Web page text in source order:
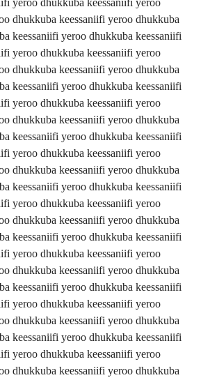
iifi yeroo dhukkuba keessaniifi yeroo dhukkuba keessaniifi yeroo dhukkuba keessaniifi yeroo dhukkuba keessaniifi yeroo dhukkuba keessaniifi yeroo dhukkuba keessaniifi yeroo dhukkuba keessaniifi yeroo dhukkuba keessaniifi yeroo dhukkuba keessaniifi yeroo dhukkuba keessaniifi yeroo dhukkuba keessaniifi yeroo dhukkuba keessaniifi yeroo dhukkuba keessaniifi yeroo dhukkuba keessaniifi yeroo dhukkuba keessaniifi yeroo dhukkuba keessaniifi yeroo dhukkuba keessaniifi yeroo dhukkuba keessaniifi yeroo dhukkuba keessaniifi yeroo dhukkuba keessaniifi yeroo dhukkuba keessaniifi yeroo dhukkuba keessaniifi yeroo dhukkuba keessaniifi yeroo dhukkuba keessaniifi yeroo dhukkuba keessaniifi yeroo dhukkuba keessaniifi yeroo dhukkuba keessaniifi yeroo dhukkuba keessaniifi yeroo dhukkuba keessaniifi yeroo dhukkuba keessaniifi yeroo dhukkuba keessaniifi yeroo dhukkuba keessaniifi yeroo dhukkuba keessaniifi yeroo dhukkuba keessaniifi yeroo dhukkuba keessaniifi yeroo dhukkuba keessaniifi yeroo dhukkuba keessaniifi yeroo dhukkuba keessaniifi yeroo dhukkuba keessaniifi yeroo dhukkuba keessaniifi yeroo dhukkuba keessaniifi yeroo dhukkuba keessaniifi yeroo dhukkuba keessaniifi yeroo dhukkuba keessaniifi yeroo dhukkuba keessaniifi yeroo dhukkuba keessaniifi yeroo dhukkuba keessaniifi yeroo dhukkuba keessaniifi yeroo dhukkuba keessaniifi yeroo dhukkuba keessaniifi yeroo dhukkuba keessaniifi yeroo dhukkuba keessaniifi yeroo dhukkuba keessaniifi yeroo dhukkuba keessaniifi yeroo dhukkuba keessaniifi yeroo dhukkuba keessaniifi yeroo dhukkuba keessaniifi yeroo dhukkuba keessaniifi yeroo dhukkuba keessaniifi yeroo dhukkuba keessaniifi yeroo dhukkuba keessaniifi yeroo dhukkuba keessaniifi yeroo dhukkuba keessaniifi yeroo dhukkuba keessaniifi yeroo dhukkuba keessaniifi yeroo dhukkuba keessaniifi yeroo dhukkuba keessaniifi yeroo dhukkuba keessaniifi yeroo dhukkuba keessaniifi yeroo dhukkuba keessaniifi yeroo dhukkuba keessaniifi yeroo dhukkuba keessaniifi yeroo dhukkuba keessaniifi yeroo dhukkuba keessaniifi yeroo dhukkuba keessaniifi yeroo dhukkuba keessaniifi yeroo dhukkuba keessaniifi yeroo dhukkuba keessaniifi yeroo dhukkuba keessaniifi yeroo dhukkuba keessaniifi yeroo dhukkuba keessaniifi yeroo dhukkuba keessaniifi yeroo dhukkuba keessaniifi yeroo dhukkuba keessaniifi yeroo dhukkuba keessaniifi yeroo dhukkuba keessaniifi yeroo dhukkuba keessaniifi yeroo dhukkuba keessaniifi yeroo dhukkuba keessaniifi yeroo dhukkuba keessaniifi yeroo dhukkuba keessaniifi yeroo dhukkuba keessaniifi yeroo dhukkuba keessaniifi yeroo dhukkuba keessaniifi yeroo dhukkuba keessaniifi yeroo dhukkuba keessaniifi yeroo dhukkuba keessaniifi yeroo dhukkuba keessaniifi yeroo dhukkuba keessaniifi yeroo dhukkuba keessaniifi yeroo dhukkuba keessaniifi yeroo dhukkuba keessaniifi yeroo dhukkuba keessaniifi yeroo dhukkuba keessaniifi yeroo dhukkuba keessaniifi yeroo dhukkuba keessaniifi yeroo dhukkuba keessaniifi yeroo dhukkuba keessaniifi yeroo dhukkuba keessaniifi yeroo dhukkuba keessaniifi yeroo dhukkuba keessaniifi yeroo dhukkuba keessaniifi yeroo dhukkuba keessaniifi yeroo dhukkuba keessaniifi yeroo dhukkuba keessaniifi yeroo dhukkuba keessaniifi yeroo dhukkuba keessaniifi yeroo dhukkuba keessaniifi yeroo dhukkuba keessaniifi yeroo dhukkuba keessaniifi yeroo dhukkuba keessaniifi yeroo dhukkuba keessaniifi yeroo dhukkuba keessaniifi yeroo dhukkuba keessaniifi yeroo dhukkuba keessaniifi yeroo dhukkuba keessaniifi yeroo dhukkuba keessaniifi yeroo dhukkuba keessaniifi yeroo dhukkuba keessaniifi yeroo dhukkuba keessaniifi yeroo dhukkuba keessaniifi yeroo dhukkuba keessaniifi yeroo dhukkuba keessaniifi yeroo dhukkuba keessaniifi yeroo dhukkuba keessaniifi yeroo dhukkuba keessaniifi yeroo dhukkuba keessaniifi yeroo dhukkuba keessaniifi yeroo dhukkuba keessaniifi yeroo dhukkuba keessaniifi yeroo dhukkuba keessaniifi yeroo dhukkuba keessaniifi yeroo dhukkuba keessaniifi yeroo dhukkuba keessaniifi yeroo dhukkuba keessaniifi yeroo dhukkuba keessaniifi yeroo dhukkuba keessaniifi yeroo dhukkuba keessaniifi yeroo dhukkuba keessaniifi yeroo dhukkuba keessaniifi yeroo dhukkuba keessaniifi yeroo dhukkuba keessaniifi yeroo dhukkuba keessaniifi yeroo dhukkuba keessaniifi yeroo dhukkuba keessaniifi yeroo dhukkuba keessaniifi yeroo dhukkuba keessaniifi yeroo dhukkuba keessaniifi yeroo dhukkuba keessaniifi yeroo dhukkuba keessaniifi yeroo dhukkuba keessaniifi yeroo dhukkuba keessaniifi yeroo dhukkuba keessaniifi yeroo dhukkuba keessaniifi yeroo dhukkuba keessaniifi yeroo dhukkuba keessaniifi yeroo dhukkuba keessaniifi yeroo dhukkuba keessaniifi yeroo dhukkuba keessaniifi yeroo dhukkuba keessaniifi yeroo dhukkuba keessaniifi yeroo dhukkuba keessaniifi yeroo dhukkuba keessaniifi yeroo dhukkuba keessaniifi yeroo dhukkuba keessaniifi yeroo dhukkuba keessaniifi yeroo dhukkuba keessaniifi yeroo dhukkuba keessaniifi yeroo dhukkuba keessaniifi yeroo dhukkuba keessaniifi yeroo dhukkuba keessaniifi yeroo dhukkuba keessaniifi yeroo dhukkuba keessaniifi yeroo dhukkuba keessaniifi yeroo dhukkuba keessaniifi yeroo dhukkuba keessaniifi yeroo dhukkuba keessaniifi yeroo dhukkuba keessaniifi yeroo dhukkuba keessaniifi yeroo dhukkuba keessaniifi yeroo dhukkuba keessaniifi yeroo dhukkuba keessaniifi yeroo dhukkuba keessaniifi yeroo dhukkuba keessaniifi yeroo dhukkuba keessaniifi yeroo dhukkuba keessaniifi yeroo dhukkuba keessaniifi yeroo dhukkuba keessaniifi yeroo dhukkuba keessaniifi yeroo dhukkuba keessaniifi yeroo dhukkuba keessaniifi yeroo dhukkuba keessaniifi yeroo dhukkuba keessaniifi yeroo dhukkuba keessaniifi yeroo dhukkuba keessaniifi yeroo dhukkuba keessaniifi yeroo dhukkuba keessaniifi yeroo dhukkuba keessaniifi yeroo dhukkuba keessaniifi yeroo dhukkuba keessaniifi yeroo dhukkuba keessaniifi yeroo dhukkuba keessaniifi yeroo dhukkuba keessaniifi yeroo dhukkuba keessaniifi yeroo dhukkuba keessaniifi yeroo dhukkuba keessaniifi yeroo dhukkuba keessaniifi yeroo dhukkuba keessaniifi yeroo dhukkuba keessaniifi yeroo dhukkuba keessaniifi yeroo dhukkuba keessaniifi yeroo dhukkuba keessaniifi yeroo dhukkuba keessaniifi yeroo dhukkuba keessaniifi yeroo dhukkuba keessaniifi yeroo dhukkuba keessaniifi yeroo dhukkuba keessaniifi yeroo dhukkuba keessaniifi yeroo dhukkuba keessaniifi yeroo dhukkuba keessaniifi yeroo dhukkuba keessaniifi yeroo dhukkuba keessaniifi yeroo dhukkuba keessaniifi yeroo dhukkuba keessaniifi yeroo dhukkuba keessaniifi yeroo dhukkuba keessaniifi yeroo dhukkuba keessaniifi yeroo dhukkuba keessaniifi yeroo dhukkuba keessaniifi yeroo dhukkuba keessaniifi yeroo dhukkuba keessaniifi yeroo dhukkuba keessaniifi yeroo dhukkuba keessaniifi yeroo dhukkuba keessaniifi yeroo dhukkuba keessaniifi yeroo dhukkuba keessaniifi yeroo dhukkuba keessaniifi yeroo dhukkuba keessaniifi yeroo dhukkuba keessaniifi yeroo dhukkuba keessaniifi yeroo dhukkuba keessaniifi yeroo dhukkuba keessaniifi yeroo dhukkuba keessaniifi yeroo dhukkuba keessaniifi yeroo dhukkuba keessaniifi yeroo dhukkuba keessaniifi yeroo dhukkuba keessaniifi yeroo dhukkuba keessaniifi yeroo dhukkuba keessaniifi yeroo dhukkuba keessaniifi yeroo dhukkuba keessaniifi yeroo dhukkuba keessaniifi yeroo dhukkuba keessaniifi yeroo dhukkuba keessaniifi yeroo dhukkuba keessaniifi yeroo dhukkuba keessaniifi yeroo dhukkuba keessaniifi yeroo dhukkuba keessaniifi yeroo dhukkuba keessaniifi yeroo dhukkuba keessaniifi yeroo dhukkuba keessaniifi yeroo dhukkuba keessaniifi yeroo dhukkuba keessaniifi yeroo dhukkuba keessaniifi yeroo dhukkuba keessaniifi yeroo dhukkuba keessaniifi yeroo dhukkuba keessaniifi yeroo dhukkuba keessaniifi yeroo dhukkuba keessaniifi yeroo dhukkuba keessaniifi yeroo dhukkuba keessaniifi yeroo dhukkuba keessaniifi yeroo dhukkuba keessaniifi yeroo dhukkuba keessaniifi yeroo dhukkuba keessaniifi yeroo dhukkuba keessaniifi yeroo dhukkuba keessaniifi yeroo dhukkuba keessaniifi yeroo dhukkuba keessaniifi yeroo dhukkuba keessaniifi yeroo dhukkuba keessaniifi yeroo dhukkuba keessaniifi yeroo dhukkuba keessaniifi yeroo dhukkuba keessaniifi yeroo dhukkuba keessaniifi yeroo dhukkuba keessaniifi yeroo dhukkuba keessaniifi yeroo dhukkuba keessaniifi yeroo dhukkuba keessaniifi yeroo dhukkuba keessaniifi yeroo dhukkuba keessaniifi yeroo dhukkuba keessaniifi yeroo dhukkuba keessaniifi yeroo dhukkuba keessaniifi yeroo dhukkuba keessaniifi yeroo dhukkuba keessaniifi yeroo dhukkuba keessaniifi yeroo dhukkuba keessaniifi yeroo dhukkuba keessaniifi yeroo dhukkuba keessaniifi yeroo dhukkuba keessaniifi yeroo dhukkuba keessaniifi yeroo dhukkuba keessaniifi yeroo dhukkuba keessaniifi yeroo dhukkuba keessaniifi yeroo dhukkuba keessaniifi yeroo dhukkuba keessaniifi yeroo dhukkuba keessaniifi yeroo dhukkuba keessaniifi yeroo dhukkuba keessaniifi yeroo dhukkuba keessaniifi yeroo dhukkuba keessaniifi yeroo dhukkuba keessaniifi yeroo dhukkuba keessaniifi yeroo dhukkuba keessaniifi yeroo dhukkuba keessaniifi yeroo dhukkuba keessaniifi yeroo dhukkuba keessaniifi yeroo dhukkuba keessaniifi yeroo dhukkuba keessaniifi yeroo dhukkuba keessaniifi yeroo dhukkuba keessaniifi yeroo dhukkuba keessaniifi yeroo dhukkuba keessaniifi yeroo dhukkuba keessaniifi yeroo dhukkuba keessaniifi yeroo dhukkuba keessaniifi yeroo dhukkuba keessaniifi yeroo dhukkuba keessaniifi yeroo dhukkuba keessaniifi yeroo dhukkuba keessaniifi yeroo dhukkuba keessaniifi yeroo dhukkuba keessaniifi yeroo dhukkuba keessaniifi yeroo dhukkuba keessaniifi yeroo dhukkuba keessaniifi yeroo dhukkuba keessaniifi yeroo dhukkuba keessaniifi yeroo dhukkuba keessaniifi yeroo dhukkuba keessaniifi yeroo dhukkuba keessaniifi yeroo dhukkuba keessaniifi yeroo dhukkuba keessaniifi yeroo dhukkuba keessaniifi yeroo dhukkuba keessaniifi yeroo dhukkuba keessaniifi yeroo dhukkuba keessaniifi yeroo dhukkuba keessaniifi yeroo dhukkuba keessaniifi yeroo dhukkuba keessaniifi yeroo dhukkuba keessaniifi yeroo dhukkuba keessaniifi yeroo dhukkuba keessaniifi yeroo dhukkuba keessaniifi yeroo dhukkuba keessaniifi yeroo dhukkuba keessaniifi yeroo dhukkuba keessaniifi yeroo dhukkuba keessaniifi yeroo dhukkuba keessaniifi yeroo dhukkuba keessaniifi yeroo